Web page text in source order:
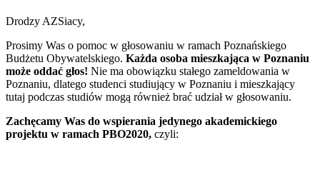
Drodzy AZSiacy,
Prosimy Was o pomoc w głosowaniu w ramach Poznańskiego
Budżetu Obywatelskiego. Każda osoba mieszkająca w Poznaniu
może oddać głos! Nie ma obowiązku stałego zameldowania w
Poznaniu, dlatego studenci studiujący w Poznaniu i mieszkający
tutaj podczas studiów mogą również brać udział w głosowaniu.
Zachęcamy Was do wspierania jedynego akademickiego
projektu w ramach PBO2020, czyli: